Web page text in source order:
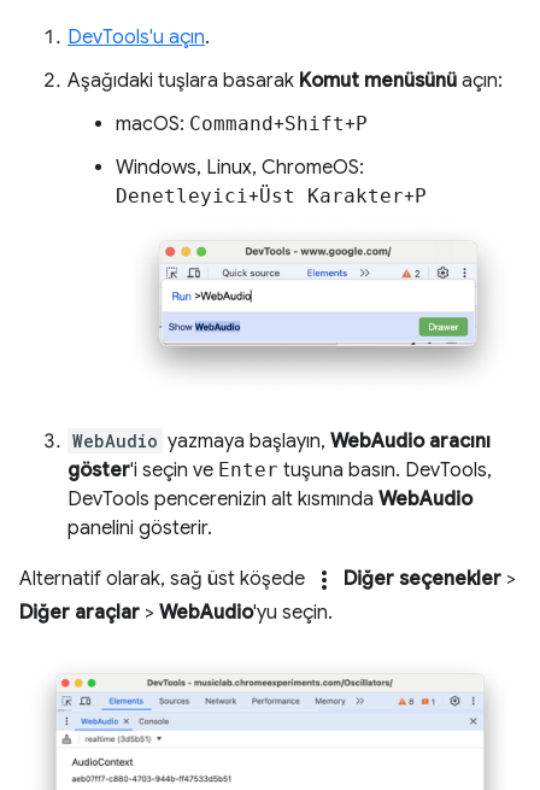
DevTools'u açın.
Aşağıdaki tuşlara basarak Komut menüsünü açın:
macOS: Command+Shift+P
Windows, Linux, ChromeOS:
Denetleyici+Üst Karakter+P
WebAudio yazmaya başlayın, WebAudio aracını
göster'i seçin ve Enter tuşuna basın. DevTools,
DevTools pencerenizin alt kısmında WebAudio
panelini gösterir.
Alternatif olarak, sağ üst köşede more_vert Diğer seçenekler >
Diğer araçlar > WebAudio'yu seçin.